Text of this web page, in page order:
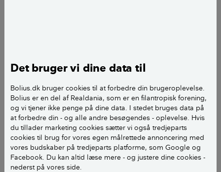
Det bruger vi dine data til
Bolius.dk bruger cookies til at forbedre din brugeroplevelse.
Bolius er en del af Realdania, som er en filantropisk forening,
og vi tjener ikke penge på dine data. I stedet bruges data på
at forbedre din - og alle andre besøgendes - oplevelse. Hvis
du tillader marketing cookies sætter vi også tredjeparts
cookies til brug for vores egen målrettede annoncering med
vores budskaber på tredjeparts platforme, som Google og
Facebook. Du kan altid læse mere - og justere dine cookies -
nederst på vores side.
dette og ikke
smiler
eller ej. Vi vil gerne hane træet ligger rigtigt og mener
selvfølgelig at vi har købt hele brædder og vil derfor
reklamere
over dette. Ligesom 5 fagfolk vi allerede har talt
med... hvad er
jeres erfaring? Mvh Mie